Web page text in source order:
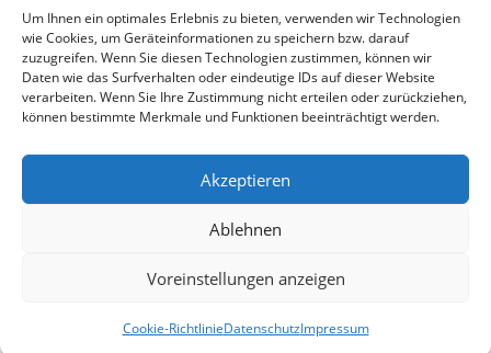
Um Ihnen ein optimales Erlebnis zu bieten, verwenden wir Technologien
wie Cookies, um Geräteinformationen zu speichern bzw. darauf
zuzugreifen. Wenn Sie diesen Technologien zustimmen, können wir
Daten wie das Surfverhalten oder eindeutige IDs auf dieser Website
verarbeiten. Wenn Sie Ihre Zustimmung nicht erteilen oder zurückziehen,
können bestimmte Merkmale und Funktionen beeinträchtigt werden.
Akzeptieren
Ablehnen
Voreinstellungen anzeigen
Cookie-RichtlinieDatenschutzImpressum
Nach Preis filtern
Kategorie
auswählen
Datenschutz
Haftungsausschluss
Copyright 2023 - DT COLLECTION